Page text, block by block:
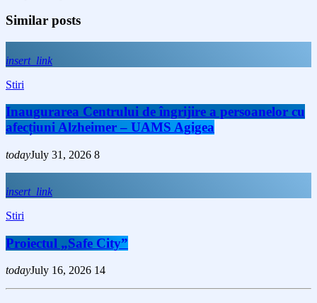
Similar posts
insert_link
Stiri
Inaugurarea Centrului de îngrijire a persoanelor cu
afecțiuni Alzheimer – UAMS Agigea
todayJuly 31, 2026 8
insert_link
Stiri
Proiectul „Safe City”
todayJuly 16, 2026 14